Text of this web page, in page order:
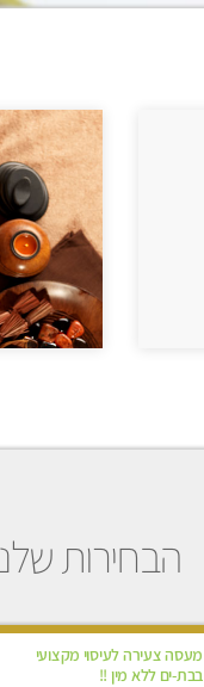
הבחירות
מעסה צעירה לעיסוי מקצועי
בבת-ים ללא מין !!